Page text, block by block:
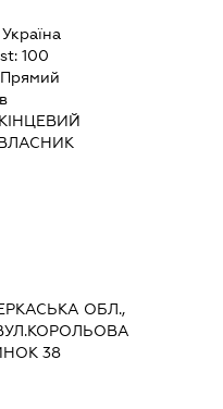
Україна
100
Прямий
КІНЦЕВИЙ
ОБЛ.,
38